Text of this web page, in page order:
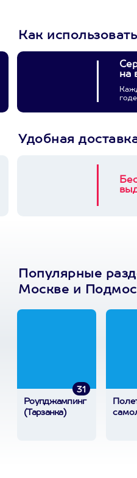
Как
на
Удобная
Популярные
Москве и
31
Роупджампинг
(Тарзанка)